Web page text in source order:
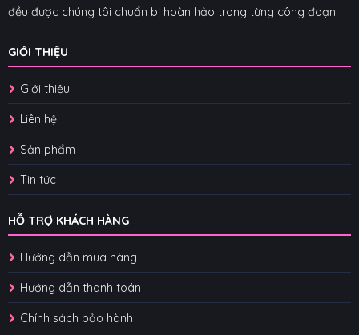
đều được chúng tôi chuẩn bị hoàn hảo trong từng công đoạn.
GIỚI THIỆU
Giới thiệu
Liên hệ
Sản phẩm
Tin tức
HỖ TRỢ KHÁCH HÀNG
Hướng dẫn mua hàng
Hướng dẫn thanh toán
Chính sách bảo hành